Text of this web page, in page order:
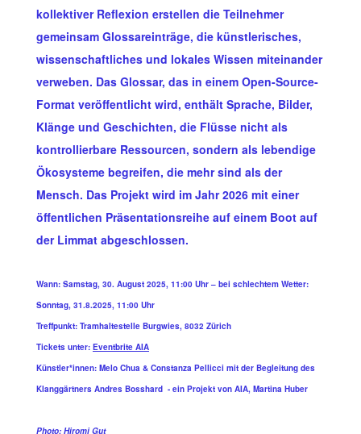
kollektiver Reflexion erstellen die Teilnehmer
gemeinsam Glossareinträge, die künstlerisches,
wissenschaftliches und lokales Wissen miteinander
verweben. Das Glossar, das in einem Open-Source-
Format veröffentlicht wird, enthält Sprache, Bilder,
Klänge und Geschichten, die Flüsse nicht als
kontrollierbare Ressourcen, sondern als lebendige
Ökosysteme begreifen, die mehr sind als der
Mensch. Das Projekt wird im Jahr 2026 mit einer
öffentlichen Präsentationsreihe auf einem Boot auf
der Limmat abgeschlossen.
Wann: Samstag, 30. August 2025, 11:00 Uhr – bei schlechtem Wetter:
Sonntag, 31.8.2025, 11:00 Uhr
Treffpunkt: Tramhaltestelle Burgwies, 8032 Zürich
Tickets unter: Eventbrite AIA
Künstler*innen: Melo Chua & Constanza Pellicci mit der Begleitung des
Klanggärtners Andres Bosshard - ein Projekt von AIA, Martina Huber
Photo: Hiromi Gut